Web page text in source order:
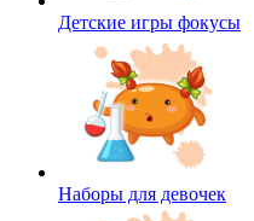
Детские игры фокусы
Наборы для девочек